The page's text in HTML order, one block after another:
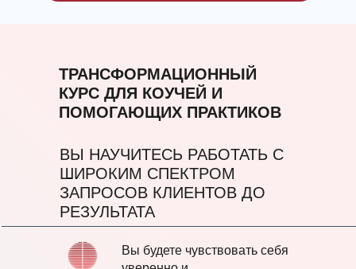
ТРАНСФОРМАЦИОННЫЙ
КУРС ДЛЯ КОУЧЕЙ И
ПОМОГАЮЩИХ ПРАКТИКОВ
ВЫ НАУЧИТЕСЬ РАБОТАТЬ С
ШИРОКИМ СПЕКТРОМ
ЗАПРОСОВ КЛИЕНТОВ ДО
РЕЗУЛЬТАТА
Вы будете чувствовать себя